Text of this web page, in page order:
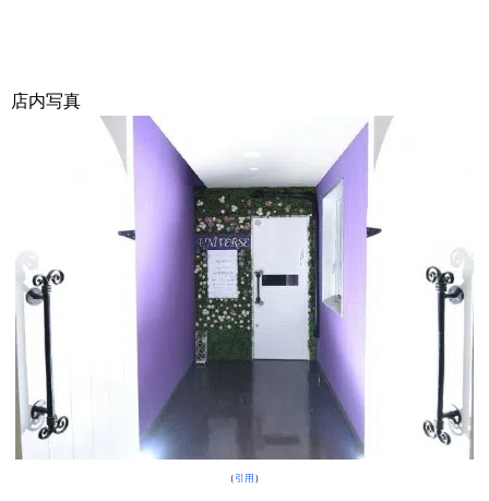
店内写真
（引用 ）